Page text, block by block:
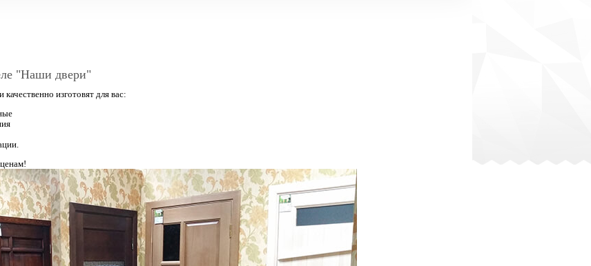
"Наши двери"
изготовят для вас: